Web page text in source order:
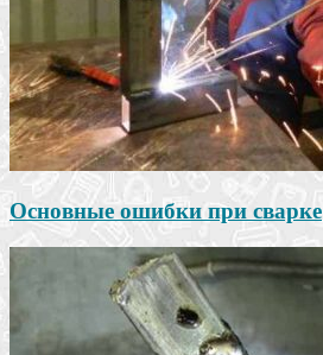
Основные ошибки при сварке